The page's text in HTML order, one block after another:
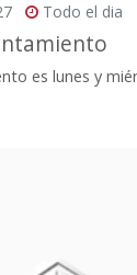
Todo el dia
es lunes y